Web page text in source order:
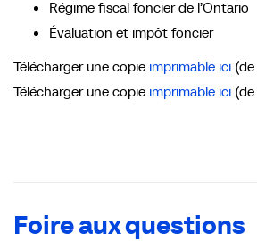
Régime fiscal foncier de l’Ontario
Évaluation et impôt foncier
Télécharger une copie imprimable ici
Télécharger une copie imprimable ici
Foire aux questions